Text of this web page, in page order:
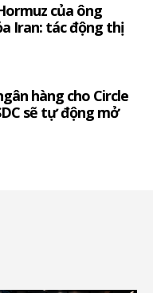
của ông
Iran: tác động thị
hàng cho Circle
sẽ tự động mở